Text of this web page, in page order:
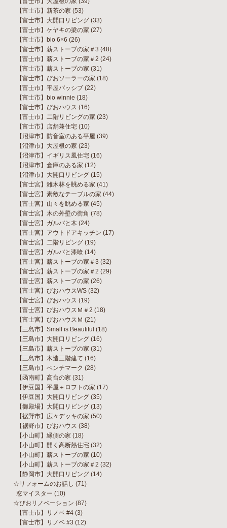
【富士市】新茶の家 (53)
【富士市】大開口リビング (33)
【富士市】ケヤキの梁の家 (27)
【富士市】bio 6×6 (26)
【富士市】薪ストーブの家＃3 (48)
【富士市】薪ストーブの家＃2 (24)
【富士市】薪ストーブの家 (31)
【富士市】びおソーラーの家 (18)
【富士市】平屋パッシブ (22)
【富士市】bio winnie (18)
【富士市】びおハウス (16)
【富士市】二階リビングの家 (23)
【富士市】店舗兼住宅 (10)
【沼津市】防音室のある平屋 (39)
【沼津市】大屋根の家 (23)
【沼津市】イギリス風住宅 (16)
【沼津市】倉庫のある家 (12)
【沼津市】大開口リビング (15)
【富士宮】雑木林を眺める家 (41)
【富士宮】素敵なテーブルの家 (44)
【富士宮】山々を眺める家 (45)
【富士宮】木の外壁の街角 (78)
【富士宮】ガルバと木 (24)
【富士宮】アウトドアキッチン (17)
【富士宮】二階リビング (19)
【富士宮】ガルバと漆喰 (14)
【富士宮】薪ストーブの家＃3 (32)
【富士宮】薪ストーブの家＃2 (29)
【富士宮】薪ストーブの家 (26)
【富士宮】びおハウスWS (32)
【富士宮】びおハウス (19)
【富士宮】びおハウスＭ＃2 (18)
【富士宮】びおハウスＭ (21)
【三島市】Small is Beautiful (18)
【三島市】大開口リビング (16)
【三島市】薪ストーブの家 (31)
【三島市】木造三階建て (16)
【三島市】ベンチマーク (28)
【函南町】高台の家 (31)
【伊豆国】平屋＋ロフトの家 (17)
【伊豆国】大開口リビング (35)
【御殿場】大開口リビング (13)
【裾野市】広々デッキの家 (50)
【裾野市】びおハウス (38)
【小山町】縁側の家 (18)
【小山町】開く高断熱住宅 (32)
【小山町】薪ストーブの家 (10)
【小山町】薪ストーブの家＃2 (32)
【静岡市】大開口リビング (14)
☆リフォームのお話し (71)
窓マイスター (10)
☆びおリノベーション (87)
【富士市】リノベ #4 (3)
【富士市】リノベ #3 (12)